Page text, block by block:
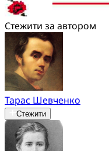
Стежити за автором
Тарас Шевченко
Стежити